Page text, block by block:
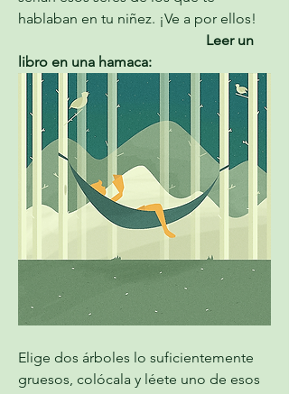
hablaban en tu niñez. ¡Ve a por ellos!
libro en una hamaca:
Elige dos árboles lo suficientemente
gruesos, colócala y léete uno de esos